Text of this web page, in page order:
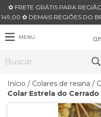
✿ FRETE GRÁTIS PARA
149,00 ✿ DEMAIS REGIÕES DO
MENU
Início / Colares de resina /
Colar Estrela do